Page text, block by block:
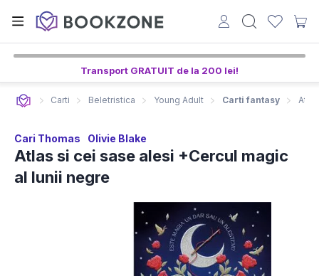
Transport GRATUIT de la 200 lei!
Carti Beletristica Young Adult Carti fantasy
Cari Thomas Olivie Blake
Atlas si cei sase alesi +Cercul magic
al lunii negre